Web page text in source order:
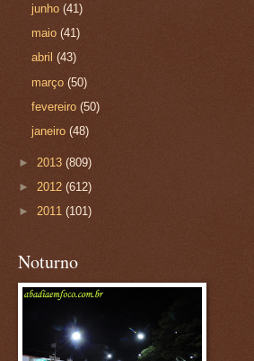
junho(41)
maio(41)
abril(43)
março(50)
fevereiro(50)
janeiro(48)
► 2013 (809)
► 2012 (612)
► 2011 (101)
Noturno